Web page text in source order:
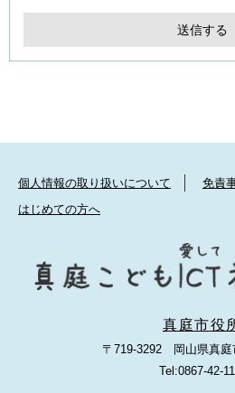
個人情報の取り扱いについて 免責
はじめての方へ
真庭市役
〒719-3292 岡山県真庭
Tel:0867-42-